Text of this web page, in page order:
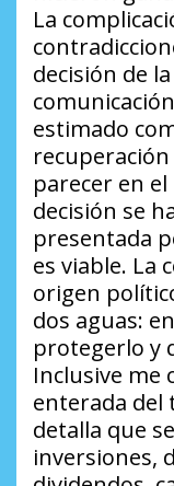
La
decisión de
estimado
parecer en
decisión se
presentada
es viable. La
origen
dos aguas:
protegerlo y
Inclusive me
enterada del
detalla que
inversiones,